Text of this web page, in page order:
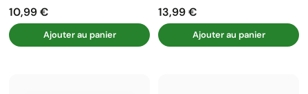
Prix
10,99 €
Ajouter au panier
Prix
13,99 €
Ajouter au panier